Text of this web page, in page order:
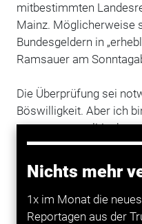
Nichts mehr
1x im Monat die
Reportagen aus der
mitbestimmten
Mainz. Möglicherweise
Bundesgeldern in
Ramsauer am
Die Überprüfung sei
Böswilligkeit. Aber ich
gezwungen, politisch zu
politischen
Landesregierung
Umsetzung geplanter
Ländern selbst.
auf den 2,89 Milliarden